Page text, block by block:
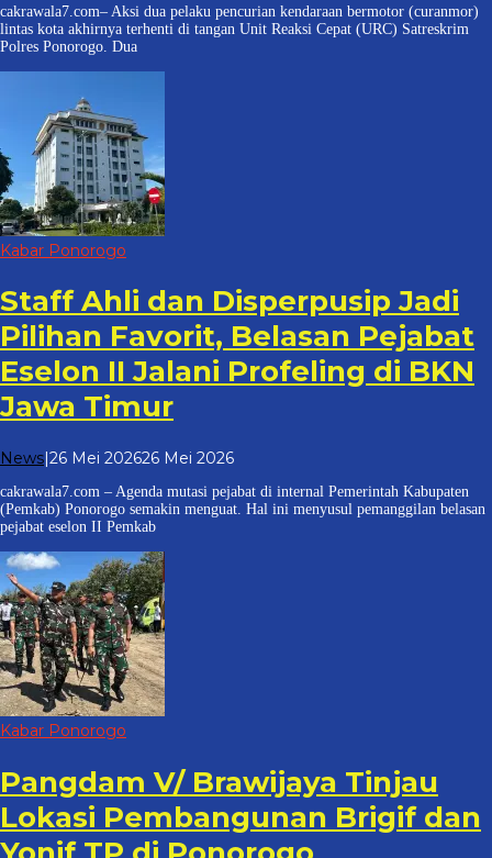
7
cakrawala7.com– Aksi dua pelaku pencurian kendaraan bermotor (curanmor)
lintas kota akhirnya terhenti di tangan Unit Reaksi Cepat (URC) Satreskrim
Polres Ponorogo. Dua
Kabar Ponorogo
Staff Ahli dan Disperpusip Jadi
Pilihan Favorit, Belasan Pejabat
Eselon II Jalani Profeling di BKN
Jawa Timur
News|26 Mei 202626 Mei 2026oleh
7
cakrawala7.com – Agenda mutasi pejabat di internal Pemerintah Kabupaten
(Pemkab) Ponorogo semakin menguat. Hal ini menyusul pemanggilan belasan
pejabat eselon II Pemkab
Kabar Ponorogo
Pangdam V/ Brawijaya Tinjau
Lokasi Pembangunan Brigif dan